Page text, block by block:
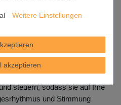
Fernbedienung.
Ausschalter immer wieder
Handy.
Smart App können Sie die
steuern, sodass sie auf Ihre
und Stimmung
Weitere Einstellungen
akzeptieren